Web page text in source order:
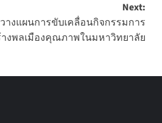
Next:
างแผนการขับเคลื่อนกิจกรรมการ
งพลเมืองคุณภาพในมหาวิทยาลัย